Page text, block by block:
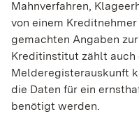
Mahnverfahren,
von einem
gemachten Angaben
Kreditinstitut zählt auch
Melderegisterauskunft
die Daten für ein
benötigt werden.